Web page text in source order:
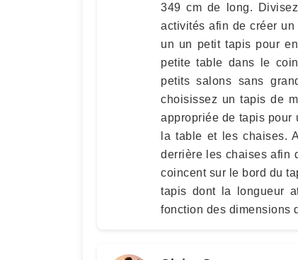
349 cm de long.
activités afin de créer
un un petit tapis pour
petite table dans le
petits salons sans
choisissez un tapis de
appropriée de tapis pour
la table et les chaises.
derrière les chaises afin
coincent sur le bord du
tapis dont la longueur
fonction des dimensions